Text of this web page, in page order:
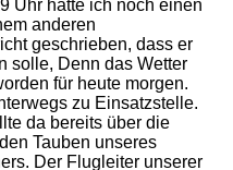
Uhr hatte ich noch einen
anderen
geschrieben, dass er
solle, Denn das Wetter
für heute morgen.
zu Einsatzstelle.
da bereits über die
Tauben unseres
Der Flugleiter unserer